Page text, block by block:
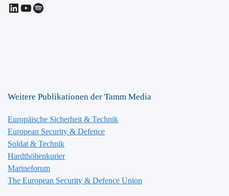
LinkedIn
YouTube
Spotify
Weitere Publikationen der Tamm Media
Europäische Sicherheit & Technik
European Security & Defence
Soldat & Technik
Hardthöhenkurier
Marineforum
The European Security & Defence Union